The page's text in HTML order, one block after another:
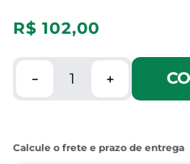
R$ 102,00
＋
－